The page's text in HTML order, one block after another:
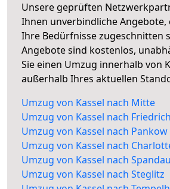
Unsere geprüften
Ihnen unverbindliche Angebote,
Ihre Bedürfnisse zugeschnitten
Angebote sind kostenlos,
Sie einen Umzug innerhalb von
außerhalb Ihres aktuellen
Umzug von Kassel nach Mitte
Umzug von Kassel nach
Umzug von Kassel nach Pankow
Umzug von Kassel nach
Umzug von Kassel nach Spandau
Umzug von Kassel nach Steglitz